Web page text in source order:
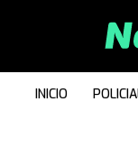
INICIO